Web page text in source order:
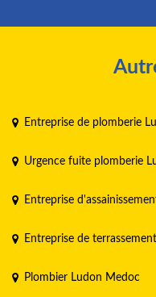
Entreprise de plomberie
Urgence fuite plomberie
Entreprise
Entreprise de
Plombier Ludon Medoc